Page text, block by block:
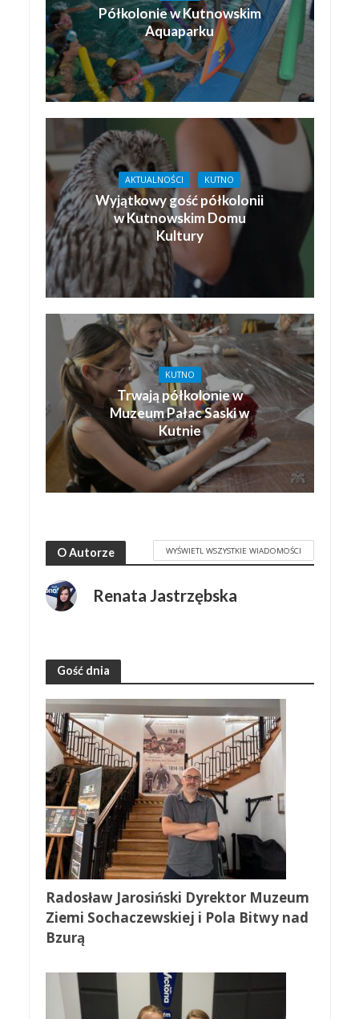
Półkolonie w Kutnowskim
Aquaparku
AKTUALNOŚCI KUTNO
Wyjątkowy gość półkolonii
w Kutnowskim Domu
Kultury
KUTNO
Trwają półkolonie w
Muzeum Pałac Saski w
Kutnie
O Autorze WYŚWIETL WSZYSTKIE WIADOMOŚCI
Renata Jastrzębska
Gość dnia
Radosław Jarosiński Dyrektor Muzeum
Ziemi Sochaczewskiej i Pola Bitwy nad
Bzurą